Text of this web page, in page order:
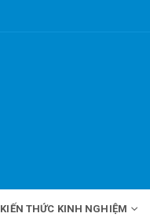
KIẾN THỨC KINH NGHIỆM